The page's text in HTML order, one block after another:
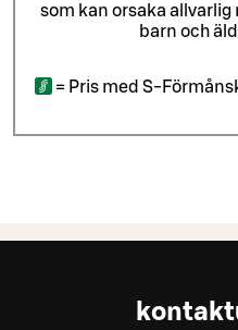
som kan orsaka
barn och
= Pris med S-